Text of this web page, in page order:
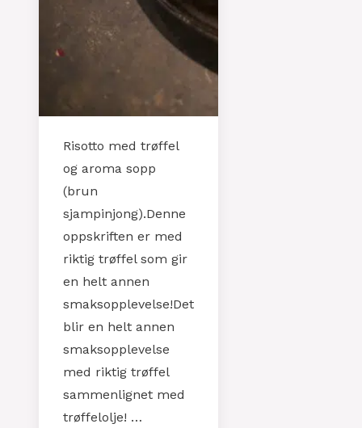
Risotto med trøffel
og aroma sopp
(brun
sjampinjong).Denne
oppskriften er med
riktig trøffel som gir
en helt annen
smaksopplevelse!Det
blir en helt annen
smaksopplevelse
med riktig trøffel
sammenlignet med
trøffelolje! …